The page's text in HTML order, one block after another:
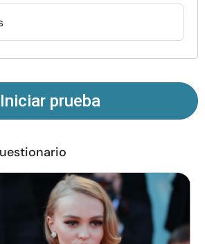
Escríbenos
Publicidad con
Todos los derechos reservados.
Iniciar prueba